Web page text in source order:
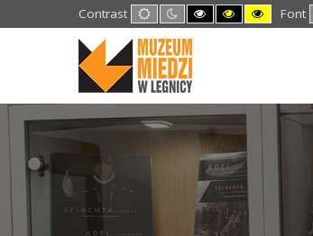
Contrast Default
mode
Night
mode
High
Contrast
High
Contrast
High
Contrast
Font